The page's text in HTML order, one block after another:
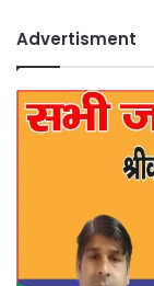
Advertisment